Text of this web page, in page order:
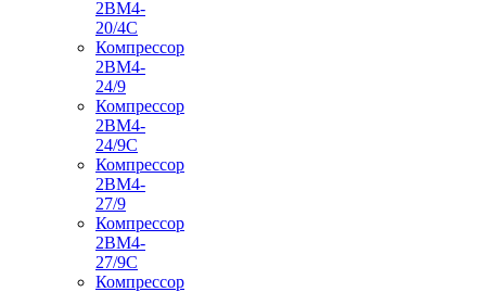
2ВМ4-
20/4С
Компрессор
2ВМ4-
24/9
Компрессор
2ВМ4-
24/9С
Компрессор
2ВМ4-
27/9
Компрессор
2ВМ4-
27/9С
Компрессор